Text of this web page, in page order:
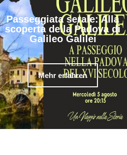
Passeggiata serale: Alla
scoperta della Padova di
Galileo Galilei
Mehr erfahren